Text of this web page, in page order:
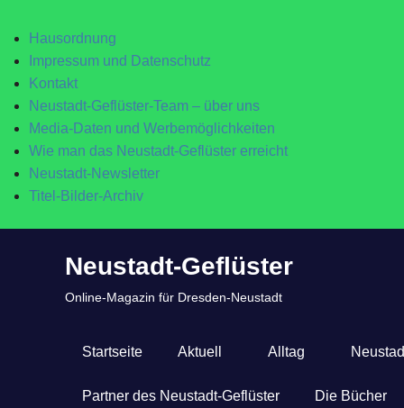
Hausordnung
Impressum und Datenschutz
Kontakt
Neustadt-Geflüster-Team – über uns
Media-Daten und Werbemöglichkeiten
Wie man das Neustadt-Geflüster erreicht
Neustadt-Newsletter
Titel-Bilder-Archiv
Neustadt-Geflüster
Online-Magazin für Dresden-Neustadt
Startseite Aktuell Alltag
Partner des Neustadt-Geflüster Die Bücher